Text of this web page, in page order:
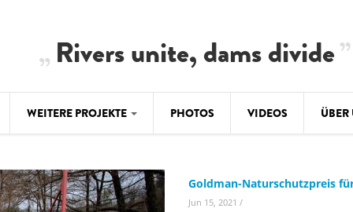
Rivers unite, dams divide
warnt
WEITERE PROJEKTE
ILISU
PHOTOS VIDEOS
TEAM
Goldman-Naturschutzpreis
Jun 15, 2021 /